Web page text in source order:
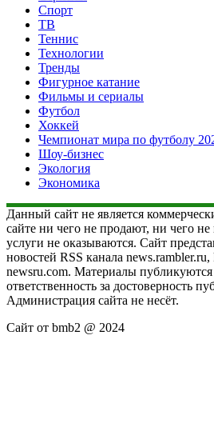
Спорт
ТВ
Теннис
Технологии
Тренды
Фигурное катание
Фильмы и сериалы
Футбол
Хоккей
Чемпионат мира по футболу
Шоу-бизнес
Экология
Экономика
Данный сайт не является
сайте ни чего не продают, ни чего
услуги не оказываются. Сайт
новостей RSS канала news.rambler.ru,
newsru.com. Материалы публикуются
ответственность за достоверность
Администрация сайта не несёт.
Сайт от bmb2 @ 2024